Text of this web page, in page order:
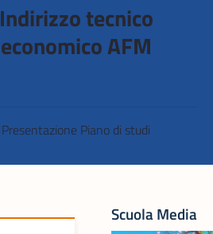
Indirizzo tecnico
economico AFM
Presentazione Piano di studi
Scuola Media